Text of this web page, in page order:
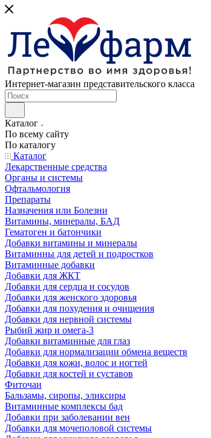
Интернет-магазин представительского класса
Каталог
По всему сайту
По каталогу
Каталог
Лекарственные средства
Органы и системы
Офтальмология
Препараты
Назначения или Болезни
Витамины, минералы, БАД
Гематоген и батончики
Добавки витамины и минералы
Витаминны для детей и подростков
Витаминные добавки
Добавки для ЖКТ
Добавки для сердца и сосудов
Добавки для женского здоровья
Добавки для похудения и очищения
Добавки для нервной системы
Рыбий жир и омега-3
Добавки витаминные для глаз
Добавки для нормализации обмена веществ
Добавки для кожи, волос и ногтей
Добавки для костей и суставов
Фиточаи
Бальзамы, сиропы, эликсиры
Витаминные комплексы бад
Добавки при заболевании вен
Добавки для мочеполовой системы